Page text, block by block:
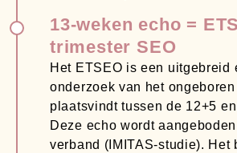
13-weken echo =
trimester SEO
Het ETSEO is een uitgebreid
onderzoek van het
plaatsvindt tussen de 12+5
Deze echo wordt
verband (IMITAS-studie). Het